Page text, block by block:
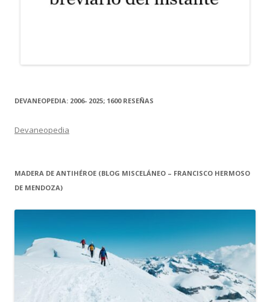
DEVANEOPEDIA: 2006- 2025; 1600 RESEÑAS
Devaneopedia
MADERA DE ANTIHÉROE (BLOG MISCELÁNEO – FRANCISCO HERMOSO
DE MENDOZA)